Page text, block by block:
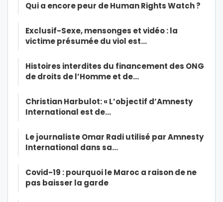
Qui a encore peur de Human Rights Watch ?
Exclusif-Sexe, mensonges et vidéo : la
victime présumée du viol est…
Histoires interdites du financement des ONG
de droits de l’Homme et de…
Christian Harbulot: « L’objectif d’Amnesty
International est de…
Le journaliste Omar Radi utilisé par Amnesty
International dans sa…
Covid-19 : pourquoi le Maroc a raison de ne
pas baisser la garde